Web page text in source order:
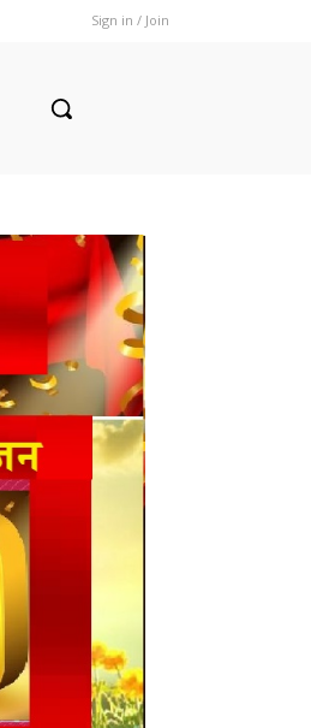
Sign in / Join